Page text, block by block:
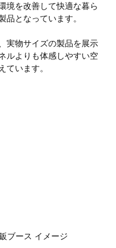
境を改善して快適な暮ら
品となっています。
実物サイズの製品を展示
ルよりも体感しやすい空
ています。
ブース イメージ